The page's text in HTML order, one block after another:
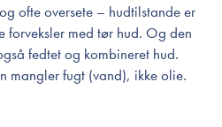
ofte oversete – hudtilstande er
forveksler med tør hud. Og den
fedtet og kombineret hud.
mangler fugt (vand), ikke olie.